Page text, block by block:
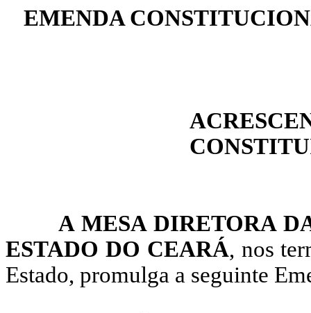
EMENDA
A MESA DIRETORA
ESTADO DO CEARÁ, nos
Estado, promulga a seguinte